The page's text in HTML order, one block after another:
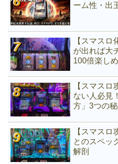
ーム性・出
【スマス
が出れば大
100倍楽し
【スマス
ない人必見
方」3つの
【スマス
とのスペッ
解剖